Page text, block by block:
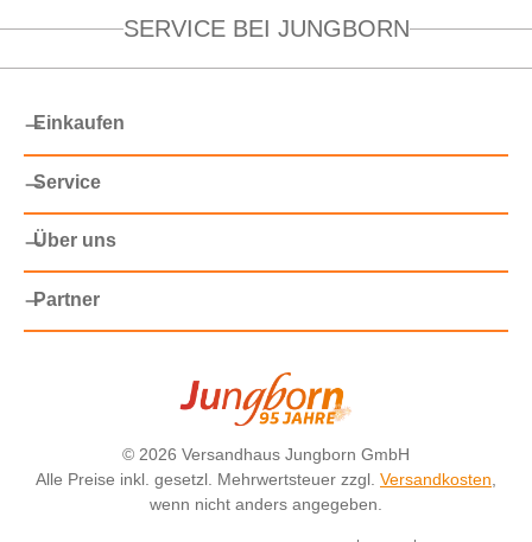
SERVICE BEI JUNGBORN
Einkaufen
Service
Über uns
Partner
© 2026 Versandhaus Jungborn GmbH
Alle Preise inkl. gesetzl. Mehrwertsteuer zzgl. Versandkosten
wenn nicht anders angegeben.